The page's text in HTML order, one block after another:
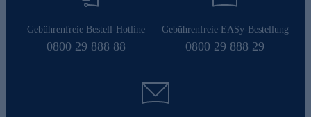
Gebührenfreie Bestell-Hotline
0800 29 888 88
Gebührenfreie EASy-Bestellung
0800 29 888 29